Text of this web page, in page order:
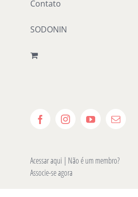
Contato
SODONIN
FacebookInstagramYouTube
E-
Acessar aqui | Não é um membro?
Associe-se agora